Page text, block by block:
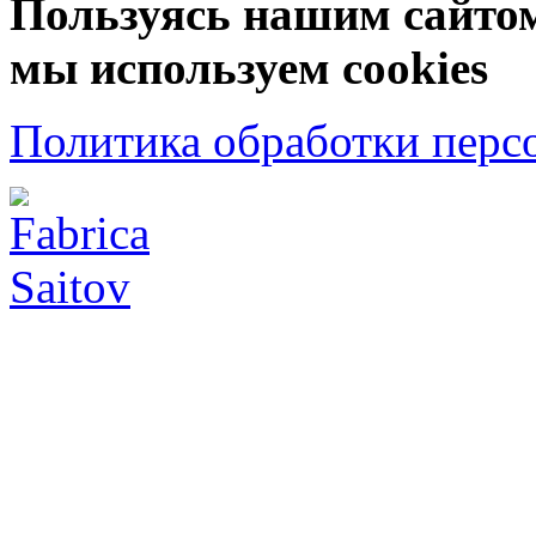
Пользуясь нашим
мы используем cookies
Политика обработки